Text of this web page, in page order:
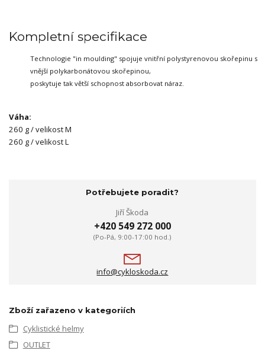
Kompletní specifikace
Technologie "in moulding" spojuje vnitřní polystyrenovou skořepinu s
vnější polykarbonátovou skořepinou,
poskytuje tak větší schopnost absorbovat náraz.
Váha:
260 g / velikost M
260 g / velikost L
Potřebujete poradit?
Jiří Škoda
+420 549 272 000
(Po-Pá, 9:00-17:00 hod.)
info@cykloskoda.cz
Zboží zařazeno v kategoriích
Cyklistické helmy
OUTLET